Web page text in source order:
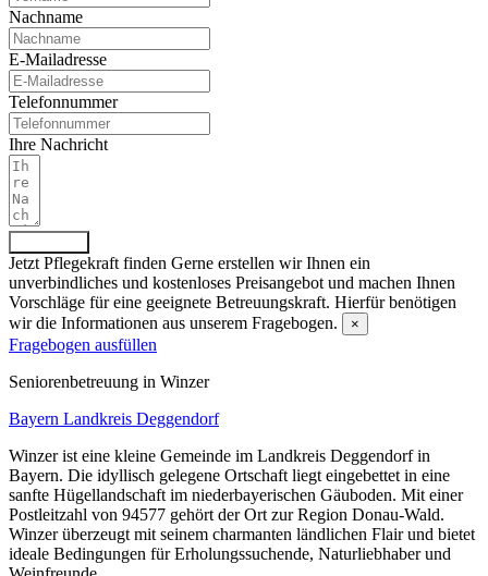
Nachname
E-Mailadresse
Telefonnummer
Ihre Nachricht
Jetzt Pflegekraft finden Gerne erstellen wir Ihnen ein
unverbindliches und kostenloses Preisangebot und machen Ihnen
Vorschläge für eine geeignete Betreuungskraft. Hierfür benötigen
wir die Informationen aus unserem Fragebogen.
×
Fragebogen ausfüllen
Senioren­betreuung in Winzer
Bayern Landkreis Deggendorf
Winzer ist eine kleine Gemeinde im Landkreis Deggendorf in
Bayern. Die idyllisch gelegene Ortschaft liegt eingebettet in eine
sanfte Hügellandschaft im niederbayerischen Gäuboden. Mit einer
Postleitzahl von 94577 gehört der Ort zur Region Donau-Wald.
Winzer überzeugt mit seinem charmanten ländlichen Flair und bietet
ideale Bedingungen für Erholungssuchende, Naturliebhaber und